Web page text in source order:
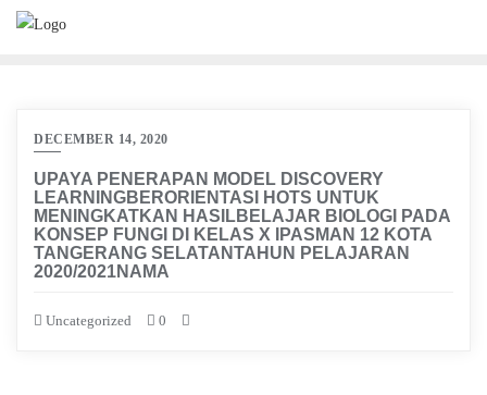
Skip
DECEMBER 14, 2020
UPAYA PENERAPAN MODEL DISCOVERY
LEARNINGBERORIENTASI HOTS UNTUK
MENINGKATKAN HASILBELAJAR BIOLOGI PADA
KONSEP FUNGI DI KELAS X IPASMAN 12 KOTA
TANGERANG SELATANTAHUN PELAJARAN
2020/2021NAMA
Uncategorized 0